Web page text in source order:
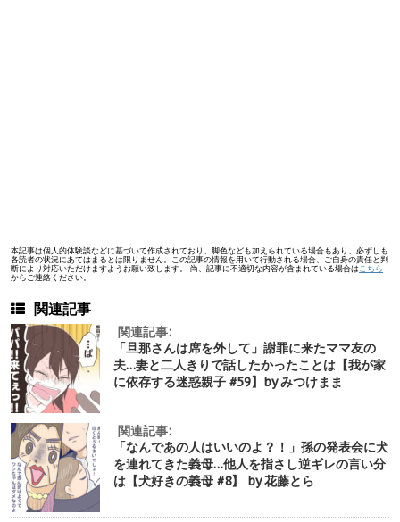
本記事は個人的体験談などに基づいて作成されており、脚色なども加えられている場合もあり、必ずしも
各読者の状況にあてはまるとは限りません。この記事の情報を用いて行動される場合、ご自身の責任と判
断により対応いただけますようお願い致します。 尚、記事に不適切な内容が含まれている場合は こちら
からご連絡ください。
関連記事
関連記事:
「旦那さんは席を外して」謝罪に来たママ友の
夫…妻と二人きりで話したかったことは【我が家
に依存する迷惑親子 #59】by みつけまま
関連記事:
「なんであの人はいいのよ？！」孫の発表会に犬
を連れてきた義母…他人を指さし逆ギレの言い分
は【犬好きの義母 #8】 by 花藤とら